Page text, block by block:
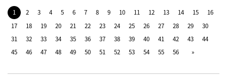
1 2 3 4 5 6 7 8 9 10 11 12 13 14 15
16
17
18 19 20 21 22 23 24 25 26 27 28 29
30
31
32 33 34 35 36 37 38 39 40 41 42 43
44
45
46 47 48 49 50 51 52 53 54 55 56